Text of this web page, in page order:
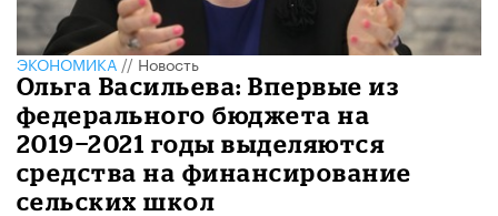
ЭКОНОМИКА//Новость
Ольга Васильева: Впервые из
федерального бюджета на
2019−2021 годы выделяются
средства на финансирование
сельских школ